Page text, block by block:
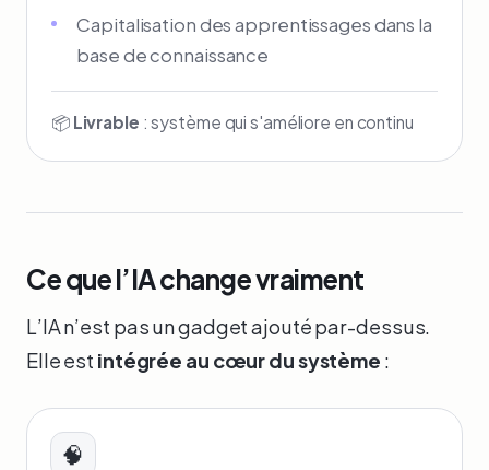
Capitalisation des apprentissages dans la
base de connaissance
📦 Livrable : système qui s'améliore en continu
Ce que l’IA change vraiment
L’IA n’est pas un gadget ajouté par-dessus.
Elle est intégrée au cœur du système :
🧠